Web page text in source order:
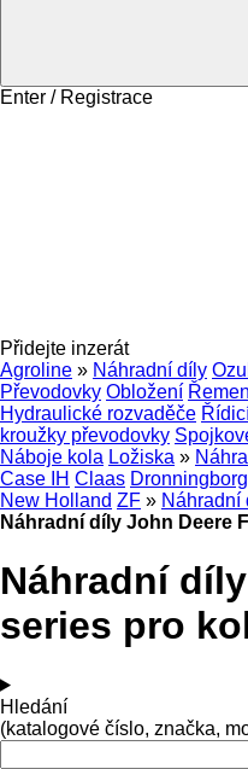
Enter / Registrace
Přidejte inzerát
Agroline » Náhradní díly
Převodovky Obložení
Hydraulické rozvaděče
kroužky převodovky
Náboje kola Ložiska »
Case IH Claas Dronningborg
New Holland ZF » Náhradní
Náhradní díly John Deere
Náhradní
series pro
Hledání
(katalogové číslo, značka,